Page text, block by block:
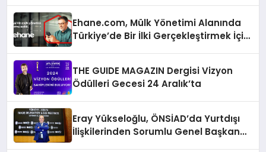
Ehane.com, Mülk Yönetimi Alanında
Türkiye’de Bir İlki Gerçekleştirmek İçin
THE GUIDE MAGAZIN Dergisi Vizyon
Ödülleri Gecesi 24 Aralık’ta
Eray Yükseloğlu, ÖNSİAD’da Yurtdışı
İlişkilerinden Sorumlu Genel Başkan